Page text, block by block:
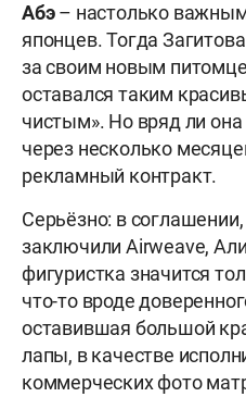
Абэ– настолько
японцев. Тогда
за своим новым
оставался таким
чистым». Но вряд ли
через несколько
рекламный контракт.
Серьёзно: в
заключили Airweave,
фигуристка значится
что-то вроде
оставившая большой
лапы, в качестве
коммерческих фото